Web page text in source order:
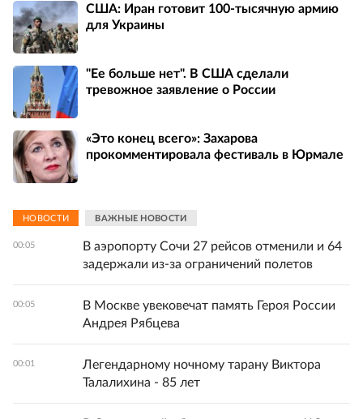
США: Иран готовит 100-тысячную армию
для Украины
"Ее больше нет". В США сделали
тревожное заявление о России
«Это конец всего»: Захарова
прокомментировала фестиваль в Юрмале
НОВОСТИ ВАЖНЫЕ НОВОСТИ
00:05
В аэропорту Сочи 27 рейсов отменили и 64
задержали из-за ограничений полетов
00:05
В Москве увековечат память Героя России
Андрея Рябцева
00:01
Легендарному ночному тарану Виктора
Талалихина - 85 лет